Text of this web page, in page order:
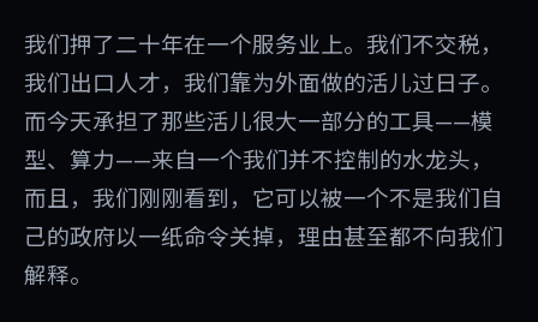
我们押了二十年在一个服务业上。我们不交税，
我们出口人才，我们靠为外面做的活儿过日子。
而今天承担了那些活儿很大一部分的工具——模
型、算力——来自一个我们并不控制的水龙头，
而且，我们刚刚看到，它可以被一个不是我们自
己的政府以一纸命令关掉，理由甚至都不向我们
解释。